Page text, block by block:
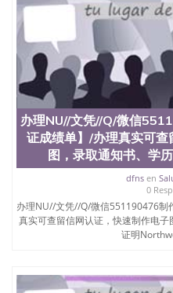
办理NU//文凭//Q/微信
证成绩单】/办理真实可
图，录取通知书、学
dfnsen
0
办理NU//文凭//Q/微信551190476制
真实可查留信网认证，快速制作电
证明